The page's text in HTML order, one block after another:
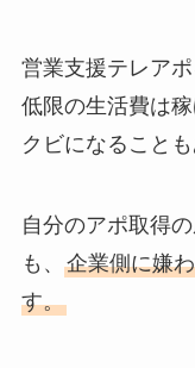
営業支援テレア
低限の生活費は
クビになることも
自分のアポ取得
も、 企業側に嫌
す。